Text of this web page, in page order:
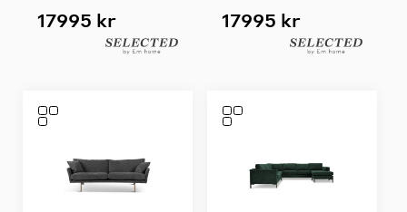
17995 kr 17995 kr